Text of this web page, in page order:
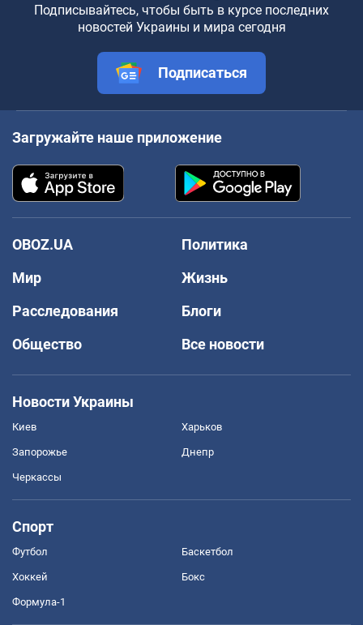
Подписывайтесь, чтобы быть в курсе последних
новостей Украины и мира сегодня
Подписаться
Загружайте наше приложение
OBOZ.UA
Политика
Мир
Жизнь
Расследования
Блоги
Общество
Все новости
Новости Украины
Киев Харьков
Запорожье Днепр
Черкассы
Спорт
Футбол Баскетбол
Хоккей Бокс
Формула-1